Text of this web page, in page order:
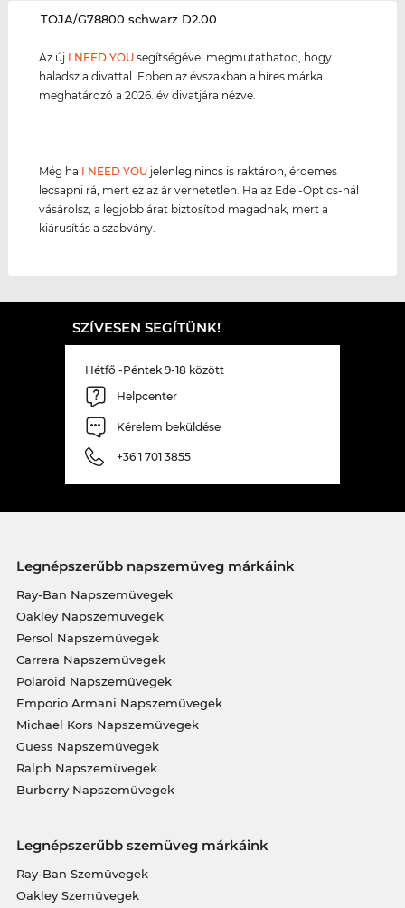
‌TOJA/G78800 schwarz D2.00
Az új I NEED YOU segítségével megmutathatod, hogy
haladsz a divattal. Ebben az évszakban a híres márka
meghatározó a 2026. év divatjára nézve.
Még ha I NEED YOU jelenleg nincs is raktáron, érdemes
lecsapni rá, mert ez az ár verhetetlen. Ha az Edel-Optics-nál
vásárolsz, a legjobb árat biztosítod magadnak, mert a
kiárusítás a szabvány.
SZÍVESEN SEGÍTÜNK!
Hétfő -Péntek 9-18 között
Helpcenter
Kérelem beküldése
+36 1 701 3855
Legnépszerűbb napszemüveg márkáink
Ray-Ban Napszemüvegek
Oakley Napszemüvegek
Persol Napszemüvegek
Carrera Napszemüvegek
Polaroid Napszemüvegek
Emporio Armani Napszemüvegek
Michael Kors Napszemüvegek
Guess Napszemüvegek
Ralph Napszemüvegek
Burberry Napszemüvegek
Legnépszerűbb szemüveg márkáink
Ray-Ban Szemüvegek
Oakley Szemüvegek